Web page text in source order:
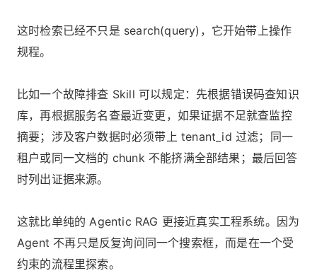
这时检索已经不只是 search(query)，它开始带上操作
规程。
比如一个故障排查 Skill 可以规定：先根据错误码查知识
库，再根据服务名查最近变更，如果证据不足就查监控
摘要；涉及客户数据时必须带上 tenant_id 过滤；同一
租户或同一文档的 chunk 不能挤满全部结果；最后回答
时列出证据来源。
这就比单纯的 Agentic RAG 更接近真实工程系统。因为
Agent 不再只是反复询问同一个搜索框，而是在一个受
约束的流程里探索。